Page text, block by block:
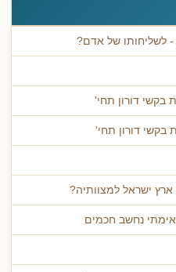
לשליחותו של אדם?
דורון תחי'
דורון תחי'
ישראל למצוותיה?
נחשב חכמים